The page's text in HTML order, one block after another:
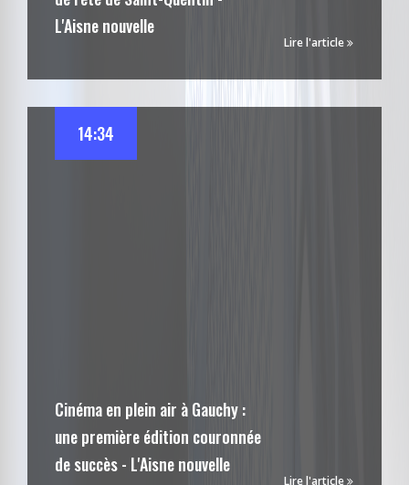
L'Aisne nouvelle
Lire l'article
Cinéma en plein air à Gauchy :
une première édition couronnée
de succès - L'Aisne nouvelle
14:34
Lire l'article